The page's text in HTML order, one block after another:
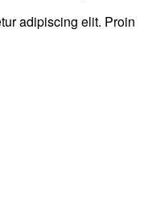
adipiscing elit. Proin